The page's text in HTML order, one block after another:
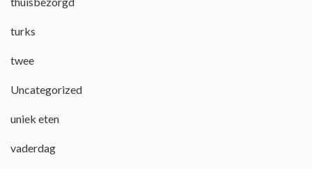
turks
twee
Uncategorized
uniek eten
vaderdag